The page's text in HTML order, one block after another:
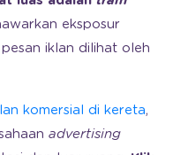
eksposur
iklan dilihat oleh
komersial di kereta,
advertising